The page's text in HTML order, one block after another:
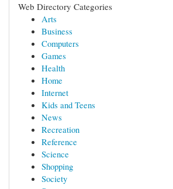
Web Directory Categories
Arts
Business
Computers
Games
Health
Home
Internet
Kids and Teens
News
Recreation
Reference
Science
Shopping
Society